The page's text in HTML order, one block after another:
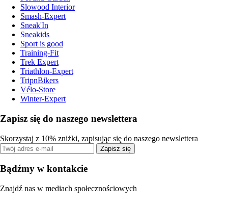
Slowood Interior
Smash-Expert
Sneak'In
Sneakids
Sport is good
Training-Fit
Trek Expert
Triathlon-Expert
TripnBikers
Vélo-Store
Winter-Expert
Zapisz się do naszego newslettera
Skorzystaj z 10% zniżki, zapisując się do naszego newslettera
Zapisz się
Bądźmy w kontakcie
Znajdź nas w mediach społecznościowych